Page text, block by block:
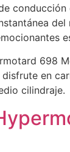
698
en
cilindraje.